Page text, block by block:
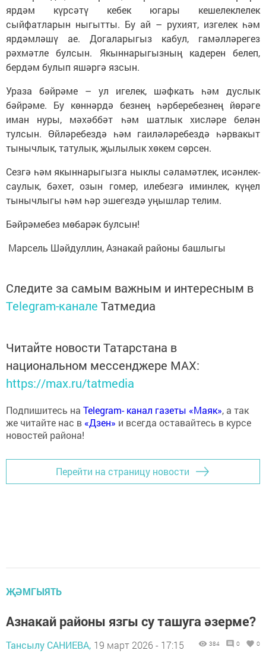
ярдәм күрсәтү кебек югары кешелеклелек
сыйфатларын ныгытты. Бу ай – рухият, изгелек һәм
ярдәмләшү ае. Догаларыгыз кабул, гамәлләрегез
рәхмәтле булсын. Якыннарыгызның кадерен белеп,
бердәм булып яшәргә язсын.
Ураза бәйрәме – ул игелек, шәфкать һәм дуслык
бәйрәме. Бу көннәрдә безнең һәрберебезнең йөрәге
иман нуры, мәхәббәт һәм шатлык хисләре белән
тулсын. Өйләребездә һәм гаиләләребездә һәрвакыт
тынычлык, татулык, җылылык хөкем сөрсен.
Сезгә һәм якыннарыгызга ныклы сәламәтлек, исәнлек-
саулык, бәхет, озын гомер, илебезгә иминлек, күңел
тынычлыгы һәм һәр эшегездә уңышлар телим.
Бәйрәмебез мөбарәк булсын!
Марсель Шәйдуллин, Азнакай районы башлыгы
Следите за самым важным и интересным в
Telegram-канале Татмедиа
Читайте новости Татарстана в
национальном мессенджере MАХ:
https://max.ru/tatmedia
Подпишитесь на Telegram- канал газеты «Маяк», а так
же читайте нас в «Дзен» и всегда оставайтесь в курсе
новостей района!
Перейти на страницу новости
ҖӘМГЫЯТЬ
Азнакай районы язгы су ташуга әзерме?
Тансылу САНИЕВА, 19 март 2026 - 17:15 384 0 0